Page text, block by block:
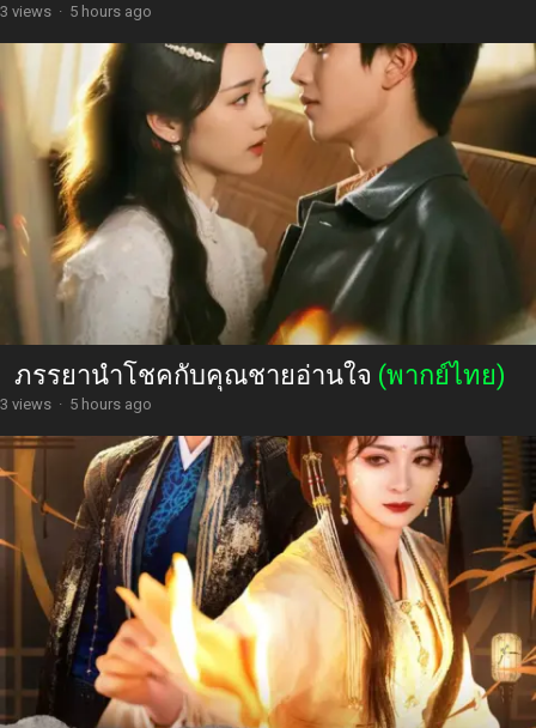
3 views · 5 hours ago
ภรรยานำโชคกับคุณชายอ่านใจ (พากย์ไทย)
3 views · 5 hours ago